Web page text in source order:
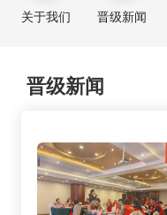
关于我们 晋级新闻
晋级新闻